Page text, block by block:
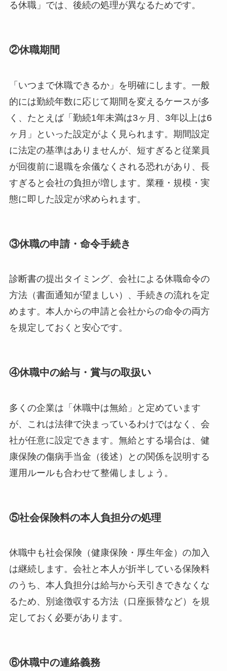
る休職」では、後続の処理が異なるためです。
②休職期間
「いつまで休職できるか」を明確にします。一般
的には勤続年数に応じて期間を変えるケースが多
く、たとえば「勤続1年未満は3ヶ月、3年以上は6
ヶ月」といった設定がよく見られます。期間設定
に法定の基準はありませんが、短すぎると従業員
が回復前に退職を余儀なくされる恐れがあり、長
すぎると会社の負担が増します。業種・規模・実
態に即した設定が求められます。
③休職の申請・命令手続き
診断書の提出タイミング、会社による休職命令の
方法（書面通知が望ましい）、手続きの流れを定
めます。本人からの申請と会社からの命令の両方
を規定しておくと安心です。
④休職中の給与・賞与の取扱い
多くの企業は「休職中は無給」と定めています
が、これは法律で決まっているわけではなく、会
社が任意に設定できます。無給とする場合は、健
康保険の傷病手当金（後述）との関係を説明する
運用ルールも合わせて整備しましょう。
⑤社会保険料の本人負担分の処理
休職中も社会保険（健康保険・厚生年金）の加入
は継続します。会社と本人が折半している保険料
のうち、本人負担分は給与から天引きできなくな
るため、別途徴収する方法（口座振替など）を規
定しておく必要があります。
⑥休職中の連絡義務